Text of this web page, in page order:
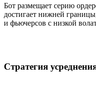
Бот размещает серию
достигает нижней
и фьючерсов с низкой
Стратегия